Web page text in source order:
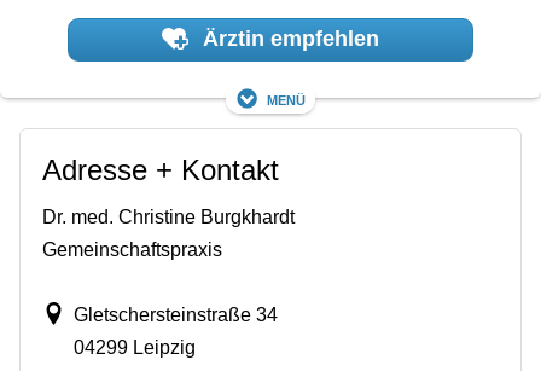
Ärztin empfehlen
Menü
Adresse + Kontakt
Dr. med. Christine Burgkhardt
Gemeinschaftspraxis
Gletschersteinstraße 34
04299 Leipzig